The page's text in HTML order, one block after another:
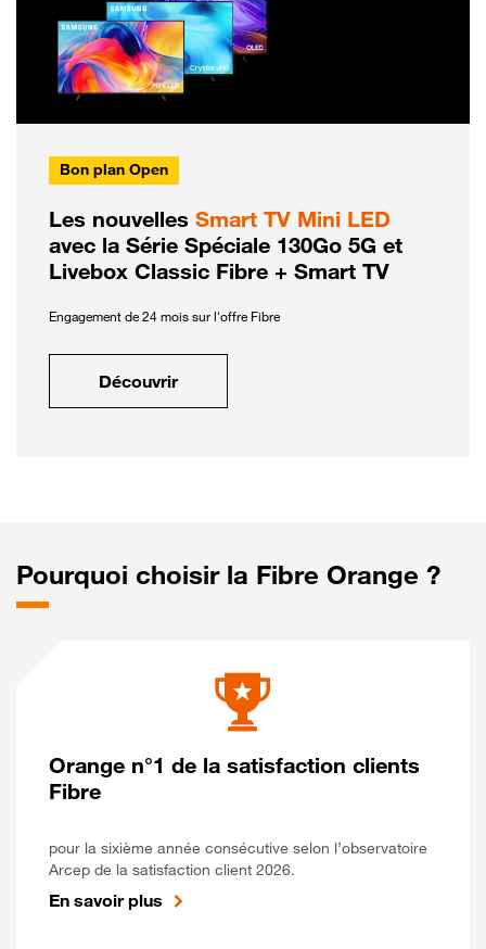
Bon plan Open
Les nouvelles Smart TV Mini LED
avec la Série Spéciale 130Go 5G et
Livebox Classic Fibre + Smart TV
Engagement de 24 mois sur l'offre Fibre
Découvrir
Pourquoi choisir la Fibre Orange ?
Orange n°1 de la satisfaction clients
Fibre
pour la sixième année consécutive selon l’observatoire
Arcep de la satisfaction client 2026.
En savoir plus